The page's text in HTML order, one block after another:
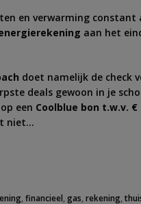
en verwarming constant
aan het
doet namelijk de check
deals gewoon in je
een Coolblue bon t.w.v. €
niet…
,financieel ,gas ,rekening ,